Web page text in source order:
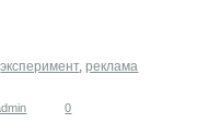
эксперимент,реклама
0